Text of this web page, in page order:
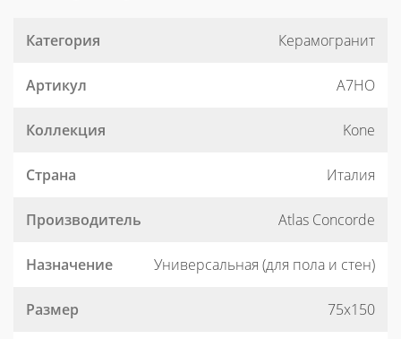
Категория Керамогранит
Артикул A7HO
Коллекция Kone
Страна Италия
Производитель Atlas Concorde
Назначение Универсальная (для пола и стен)
Размер 75x150